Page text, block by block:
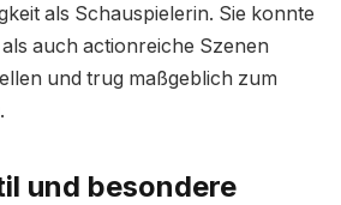
als Schauspielerin. Sie konnte
auch actionreiche Szenen
und trug maßgeblich zum
und besondere